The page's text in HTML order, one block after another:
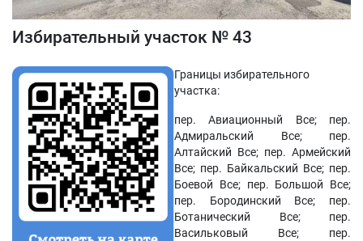
Избирательный участок № 43
Границы избирательного
участка:
пер. Авиационный Все; пер.
Адмиральский Все; пер.
Алтайский Все; пер. Армейский
Все; пер. Байкальский Все; пер.
Боевой Все; пер. Большой Все;
пер. Бородинский Все; пер.
Ботанический Все; пер.
Васильковый Все; пер.